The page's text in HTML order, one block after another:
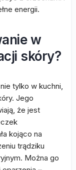
energii.
w
skóry?
tylko w kuchni,
Jego
że jest
kojąco na
trądziku
Można go